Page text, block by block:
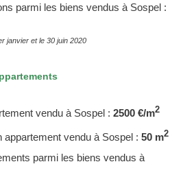
parmi les biens vendus à Sospel :
janvier et le 30 juin 2020
vendu à Sospel : 2500 €/m2
appartement vendu à Sospel : 50 m2
parmi les biens vendus à